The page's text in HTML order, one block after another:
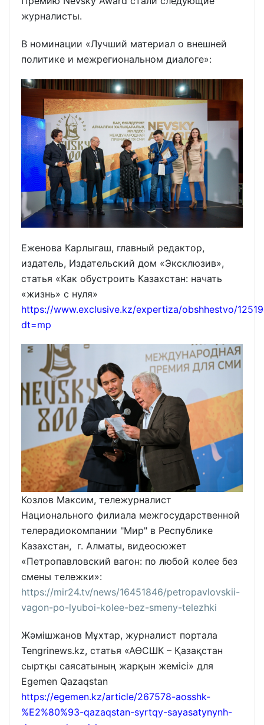
журналисты.
В номинации «Лучший материал о внешней
политике и межрегиональном диалоге»:
Еженова Карлыгаш, главный редактор,
издатель, Издательский дом «Эксклюзив»,
статья «Как обустроить Казахстан: начать
«жизнь» с нуля»
https://www.exclusive.kz/expertiza/obshhestvo/
dt=mp
Козлов Максим, тележурналист
Национального филиала межгосударственной
телерадиокомпании "Мир" в Республике
Казахстан, г. Алматы, видеосюжет
«Петропавловский вагон: по любой колее без
смены тележки»:
https://mir24.tv/news/16451846/petropavlovskii-
vagon-po-lyuboi-kolee-bez-smeny-telezhki
Жәмішжанов Мұхтар, журналист портала
Tengrinews.kz, статья «АӨСШК – Қазақстан
сыртқы саясатының жарқын жемісі» для
Egemen Qazaqstan
https://egemen.kz/article/267578-aosshk-
%E2%80%93-qazaqstan-syrtqy-sayasatynynh-